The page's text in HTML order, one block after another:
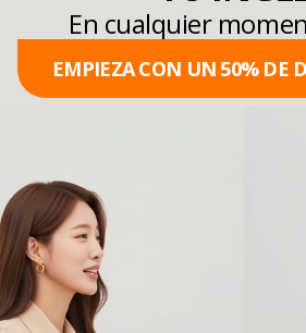
En cualquier
EMPIEZA CON UN 50% DE